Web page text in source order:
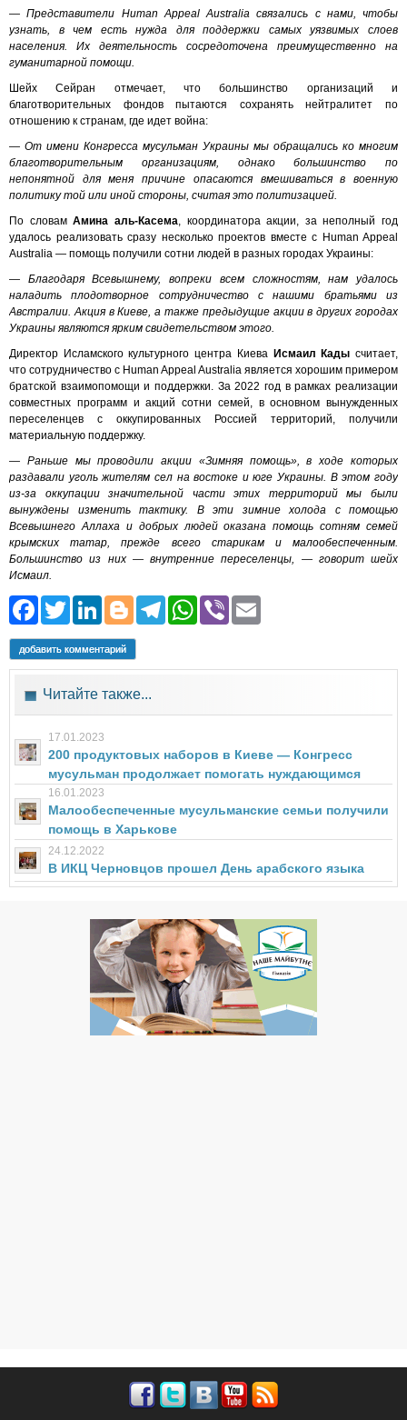
— Представители Human Appeal Australia связались с нами, чтобы
узнать, в чем есть нужда для поддержки самых уязвимых слоев
населения. Их деятельность сосредоточена преимущественно на
гуманитарной помощи.
Шейх Сейран отмечает, что большинство организаций и
благотворительных фондов пытаются сохранять нейтралитет по
отношению к странам, где идет война:
— От имени Конгресса мусульман Украины мы обращались ко многим
благотворительным организациям, однако большинство по
непонятной для меня причине опасаются вмешиваться в военную
политику той или иной стороны, считая это политизацией.
По словамАмина аль-Касема, координатора акции, за неполный год
удалось реализовать сразу несколько проектов вместе с Human Appeal
Australia — помощь получили сотни людей в разных городах Украины:
— Благодаря Всевышнему, вопреки всем сложностям, нам удалось
наладить плодотворное сотрудничество с нашими братьями из
Австралии. Акция в Киеве, а также предыдущие акции в других городах
Украины являются ярким свидетельством этого.
Директор Исламского культурного центра Киева Исмаил Кады считает,
что сотрудничество с Human Appeal Australia является хорошим примером
братской взаимопомощи и поддержки. За 2022 год в рамках реализации
совместных программ и акций сотни семей, в основном вынужденных
переселенцев с оккупированных Россией территорий, получили
материальную поддержку.
— Раньше мы проводили акции «Зимняя помощь», в ходе которых
раздавали уголь жителям сел на востоке и юге Украины. В этом году
из-за оккупации значительной части этих территорий мы были
вынуждены изменить тактику. В эти зимние холода с помощью
Всевышнего Аллаха и добрых людей оказана помощь сотням семей
крымских татар, прежде всего старикам и малообеспеченным.
Большинство из них — внутренние переселенцы, — говорит шейх
Исмаил.
Facebook
Twitter
LinkedIn
Blogger
Telegram
WhatsApp
Viber
добавить комментарий
Читайте также...
17.01.2023
200 продуктовых наборов в Киеве — Конгресс
мусульман продолжает помогать нуждающимся
16.01.2023
Малообеспеченные мусульманские семьи получили
помощь в Харькове
24.12.2022
В ИКЦ Черновцов прошел День арабского языка